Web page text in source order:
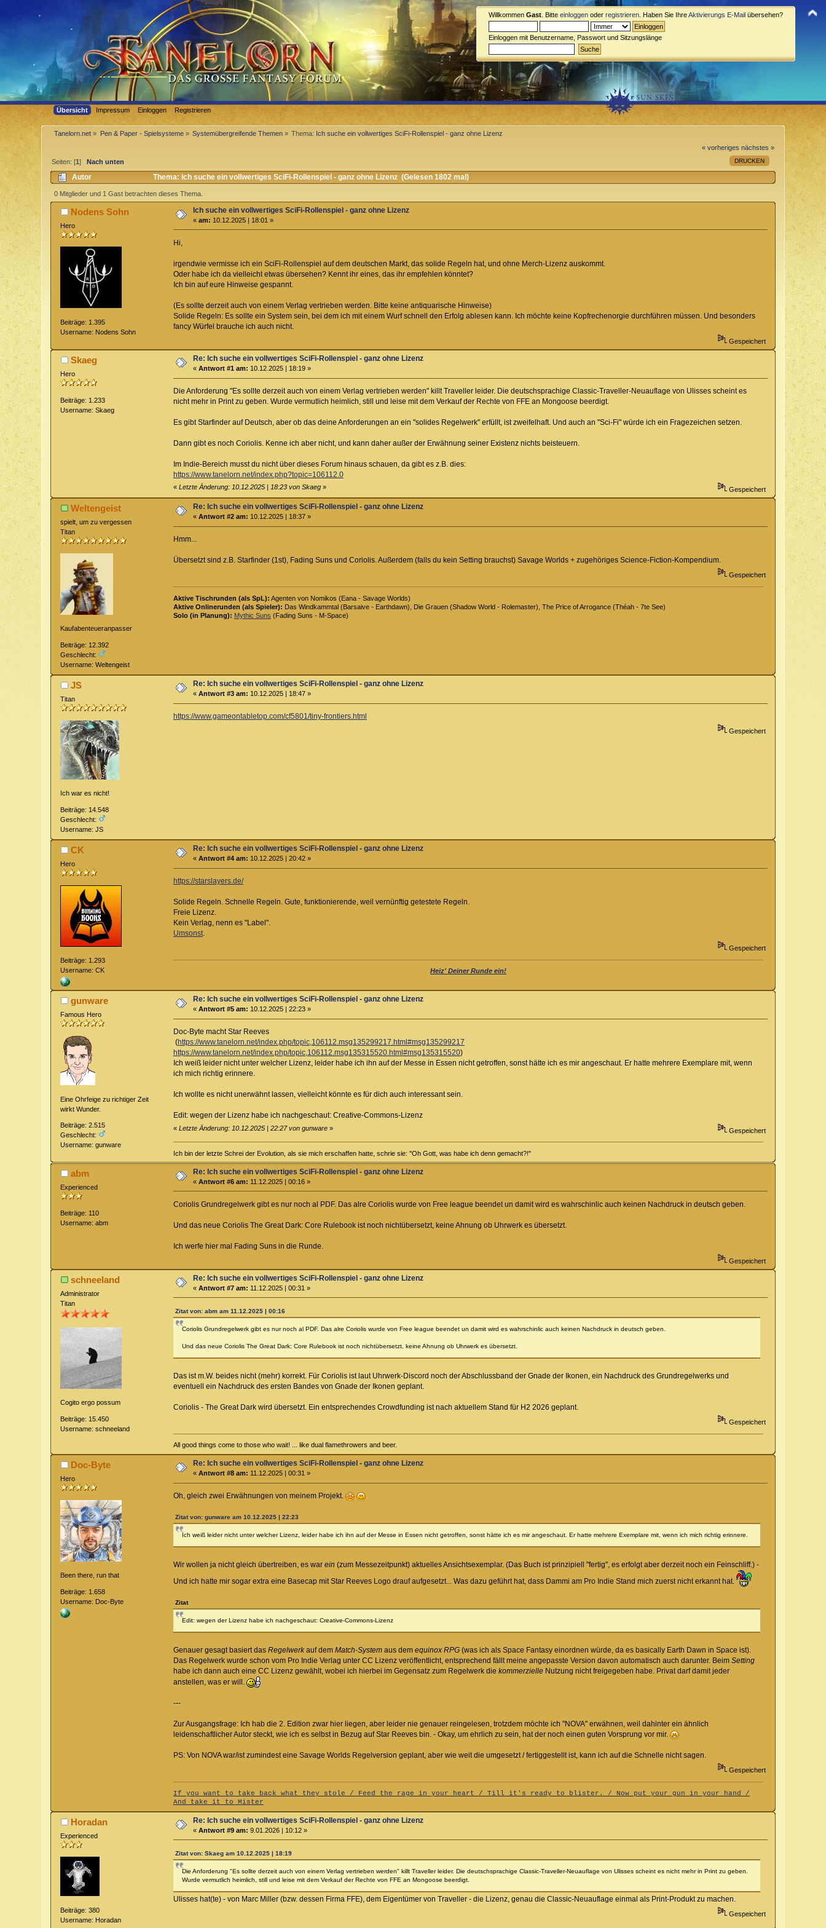
Willkommen Gast . Bitte einloggen oder registrieren . Haben Sie IhreAktivierungs E-Mail übersehen?
Einloggen mit Benutzername, Passwort und Sitzungslänge
Übersicht Impressum Einloggen Registrieren
Tanelorn.net » Pen & Paper - Spielsysteme» Systemübergreifende Themen » Thema: Ich suche ein vollwertiges SciFi-Rollenspiel - ganz ohne Lizenz
« vorheriges nächstes »
DRUCKEN
Seiten: [1]Nach unten
Autor Thema: Ich suche ein vollwertiges SciFi-Rollenspiel - ganz ohne Lizenz (Gelesen 1802 mal)
0 Mitglieder und 1 Gast betrachten dieses Thema.
Nodens Sohn
Hero
Beiträge: 1.395
Username: Nodens Sohn
Ich suche ein vollwertiges SciFi-Rollenspiel - ganz ohne Lizenz
«am: 10.12.2025 | 18:01 »
Hi,
irgendwie vermisse ich ein SciFi-Rollenspiel auf dem deutschen Markt, das solide Regeln hat, und ohne Merch-Lizenz auskommt.
Oder habe ich da vielleicht etwas übersehen? Kennt ihr eines, das ihr empfehlen könntet?
Ich bin auf eure Hinweise gespannt.
(Es sollte derzeit auch von einem Verlag vertrieben werden. Bitte keine antiquarische Hinweise)
Solide Regeln: Es sollte ein System sein, bei dem ich mit einem Wurf schnell den Erfolg ablesen kann. Ich möchte keine Kopfrechenorgie durchführen müssen. Und besonders
fancy Würfel brauche ich auch nicht.
Gespeichert
Skaeg
Hero
Beiträge: 1.233
Username: Skaeg
Re: Ich suche ein vollwertiges SciFi-Rollenspiel - ganz ohne Lizenz
«Antwort #1 am: 10.12.2025 | 18:19 »
Die Anforderung "Es sollte derzeit auch von einem Verlag vertrieben werden" killt Traveller leider. Die deutschsprachige Classic-Traveller-Neuauflage von Ulisses scheint es
nicht mehr in Print zu geben. Wurde vermutlich heimlich, still und leise mit dem Verkauf der Rechte von FFE an Mongoose beerdigt.
Es gibt Starfinder auf Deutsch, aber ob das deine Anforderungen an ein "solides Regelwerk" erfüllt, ist zweifelhaft. Und auch an "Sci-Fi" würde ich ein Fragezeichen setzen.
Dann gibt es noch Coriolis. Kenne ich aber nicht, und kann daher außer der Erwähnung seiner Existenz nichts beisteuern.
Im Indie-Bereich musst du nicht über dieses Forum hinaus schauen, da gibt es z.B. dies:
https://www.tanelorn.net/index.php?topic=106112.0
« Letzte Änderung: 10.12.2025 | 18:23 von Skaeg» Gespeichert
Weltengeist
spielt, um zu vergessen
Titan
Kaufabenteueranpasser
Beiträge: 12.392
Geschlecht:
Username: Weltengeist
Re: Ich suche ein vollwertiges SciFi-Rollenspiel - ganz ohne Lizenz
«Antwort #2 am: 10.12.2025 | 18:37 »
Hmm...
Übersetzt sind z.B. Starfinder (1st), Fading Suns und Coriolis. Außerdem (falls du kein Setting brauchst) Savage Worlds + zugehöriges Science-Fiction-Kompendium.
Gespeichert
Aktive Tischrunden (als SpL): Agenten von Nomikos (Eana - Savage Worlds)
Aktive Onlinerunden (als Spieler): Das Windkammtal (Barsaive - Earthdawn), Die Grauen (Shadow World - Rolemaster), The Price of Arrogance (Théah - 7te See)
Solo (in Planung): Mythic Suns (Fading Suns - M-Space)
JS
Titan
Ich war es nicht!
Beiträge: 14.548
Geschlecht:
Username: JS
Re: Ich suche ein vollwertiges SciFi-Rollenspiel - ganz ohne Lizenz
«Antwort #3 am: 10.12.2025 | 18:47 »
https://www.gameontabletop.com/cf5801/tiny-frontiers.html
Gespeichert
CK
Hero
Beiträge: 1.293
Username: CK
Re: Ich suche ein vollwertiges SciFi-Rollenspiel - ganz ohne Lizenz
«Antwort #4 am: 10.12.2025 | 20:42 »
https://starslayers.de/
Solide Regeln. Schnelle Regeln. Gute, funktionierende, weil vernünftig getestete Regeln.
Freie Lizenz.
Kein Verlag, nenn es "Label".
Umsonst.
Gespeichert
Heiz' Deiner Runde ein!
gunware
Famous Hero
Eine Ohrfeige zu richtiger Zeit
wirkt Wunder.
Beiträge: 2.515
Geschlecht:
Username: gunware
Re: Ich suche ein vollwertiges SciFi-Rollenspiel - ganz ohne Lizenz
«Antwort #5 am: 10.12.2025 | 22:23 »
Doc-Byte macht Star Reeves
(https://www.tanelorn.net/index.php/topic,106112.msg135299217.html#msg135299217
https://www.tanelorn.net/index.php/topic,106112.msg135315520.html#msg135315520)
Ich weiß leider nicht unter welcher Lizenz, leider habe ich ihn auf der Messe in Essen nicht getroffen, sonst hätte ich es mir angeschaut. Er hatte mehrere Exemplare mit, wenn
ich mich richtig erinnere.
Ich wollte es nicht unerwähnt lassen, vielleicht könnte es für dich auch interessant sein.
Edit: wegen der Lizenz habe ich nachgeschaut: Creative-Commons-Lizenz
« Letzte Änderung: 10.12.2025 | 22:27 von gunware» Gespeichert
Ich bin der letzte Schrei der Evolution, als sie mich erschaffen hatte, schrie sie: "Oh Gott, was habe ich denn gemacht?!"
abm
Experienced
Beiträge: 110
Username: abm
Re: Ich suche ein vollwertiges SciFi-Rollenspiel - ganz ohne Lizenz
«Antwort #6 am: 11.12.2025 | 00:16 »
Coriolis Grundregelwerk gibt es nur noch al PDF. Das alre Coriolis wurde von Free league beendet un damit wird es wahrschinlic auch keinen Nachdruck in deutsch geben.
Und das neue Coriolis The Great Dark: Core Rulebook ist noch nichtübersetzt, keine Ahnung ob Uhrwerk es übersetzt.
Ich werfe hier mal Fading Suns in die Runde.
Gespeichert
schneeland
Administrator
Titan
Cogito ergo possum
Beiträge: 15.450
Username: schneeland
Re: Ich suche ein vollwertiges SciFi-Rollenspiel - ganz ohne Lizenz
«Antwort #7 am: 11.12.2025 | 00:31 »
Zitat von: abm am 11.12.2025 | 00:16
Coriolis Grundregelwerk gibt es nur noch al PDF. Das alre Coriolis wurde von Free league beendet un damit wird es wahrschinlic auch keinen Nachdruck in deutsch geben.
Und das neue Coriolis The Great Dark: Core Rulebook ist noch nichtübersetzt, keine Ahnung ob Uhrwerk es übersetzt.
Das ist m.W. beides nicht (mehr) korrekt. Für Coriolis ist laut Uhrwerk-Discord noch der Abschlussband der Gnade der Ikonen, ein Nachdruck des Grundregelwerks und
eventuell ein Nachdruck des ersten Bandes von Gnade der Ikonen geplant.
Coriolis - The Great Dark wird übersetzt. Ein entsprechendes Crowdfunding ist nach aktuellem Stand für H2 2026 geplant.
Gespeichert
All good things come to those who wait! ... like dual flamethrowers and beer.
Doc-Byte
Hero
Been there, run that
Beiträge: 1.658
Username: Doc-Byte
Re: Ich suche ein vollwertiges SciFi-Rollenspiel - ganz ohne Lizenz
«Antwort #8 am: 11.12.2025 | 00:31 »
Oh, gleich zwei Erwähnungen von meinem Projekt.
Zitat von: gunware am 10.12.2025 | 22:23
Ich weiß leider nicht unter welcher Lizenz, leider habe ich ihn auf der Messe in Essen nicht getroffen, sonst hätte ich es mir angeschaut. Er hatte mehrere Exemplare mit, wenn ich mich richtig erinnere.
Wir wollen ja nicht gleich übertreiben, es war ein (zum Messezeitpunkt) aktuelles Ansichtsexemplar. (Das Buch ist prinzipiell "fertig", es erfolgt aber derzeit noch ein Feinschliff.) -
Und ich hatte mir sogar extra eine Basecap mit Star Reeves Logo drauf aufgesetzt... Was dazu geführt hat, dass Dammi am Pro Indie Stand mich zuerst nicht erkannt hat.
Zitat
Edit: wegen der Lizenz habe ich nachgeschaut: Creative-Commons-Lizenz
Genauer gesagt basiert das Regelwerkauf dem Match-Systemaus dem equinox RPG(was ich als Space Fantasy einordnen würde, da es basically Earth Dawn in Space ist).
Das Regelwerk wurde schon vom Pro Indie Verlag unter CC Lizenz veröffentlicht, entsprechend fällt meine angepasste Version davon automatisch auch darunter. Beim Setting
habe ich dann auch eine CC Lizenz gewählt, wobei ich hierbei im Gegensatz zum Regelwerk die kommerzielleNutzung nicht freigegeben habe. Privat darf damit jeder
anstellen, was er will.
---
Zur Ausgangsfrage: Ich hab die 2. Edition zwar hier liegen, aber leider nie genauer reingelesen, trotzdem möchte ich "NOVA" erwähnen, weil dahinter ein ähnlich
leidenschaftlicher Autor steckt, wie ich es selbst in Bezug auf Star Reeves bin. - Okay, um ehrlich zu sein, hat der noch einen guten Vorsprung vor mir.
PS: Von NOVA war/ist zumindest eine Savage Worlds Regelversion geplant, aber wie weit die umgesetzt / fertiggestellt ist, kann ich auf die Schnelle nicht sagen.
Gespeichert
If you want to take back what they stole / Feed the rage in your heart / Till it's ready to blister. / Now put your gun in your hand /
And take it to Mister
Horadan
Experienced
Beiträge: 380
Username: Horadan
Re: Ich suche ein vollwertiges SciFi-Rollenspiel - ganz ohne Lizenz
«Antwort #9 am: 9.01.2026 | 10:12 »
Zitat von: Skaeg am 10.12.2025 | 18:19
Die Anforderung "Es sollte derzeit auch von einem Verlag vertrieben werden" killt Traveller leider. Die deutschsprachige Classic-Traveller-Neuauflage von Ulisses scheint es nicht mehr in Print zu geben.
Wurde vermutlich heimlich, still und leise mit dem Verkauf der Rechte von FFE an Mongoose beerdigt.
Ulisses hat(te) - von Marc Miller (bzw. dessen Firma FFE), dem Eigentümer von Traveller - die Lizenz, genau die Classic-Neuauflage einmal als Print-Produkt zu machen.
Gespeichert